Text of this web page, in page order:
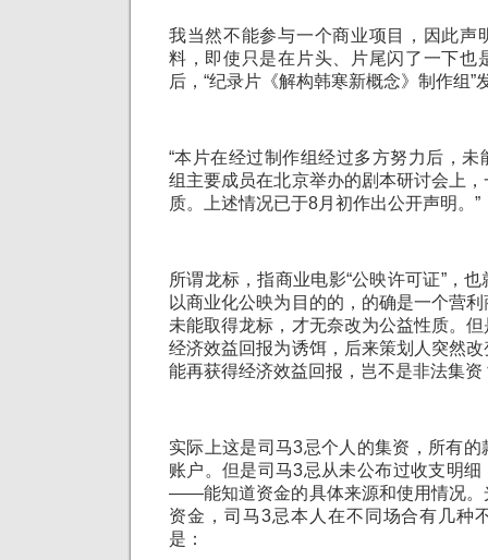
我当然不能参与一个商业项目，因此声
料，即使只是在片头、片尾闪了一下也
后，“纪录片《解构韩寒新概念》制作组”
“本片在经过制作组经过多方努力后，
组主要成员在北京举办的剧本研讨会上
质。上述情况已于8月初作出公开声明。”
所谓龙标，指商业电影“公映许可证”，
以商业化公映为目的的，的确是一个营
未能取得龙标，才无奈改为公益性质。
经济效益回报为诱饵，后来策划人突然
能再获得经济效益回报，岂不是非法集资
实际上这是司马3忌个人的集资，所有
账户。但是司马3忌从未公布过收支明
——能知道资金的具体来源和使用情况。
资金，司马3忌本人在不同场合有几种
是：